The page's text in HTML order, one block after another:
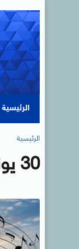
الرئيسية
الرئيسية
30 يونيو.. الموسيقى التى رافقت استعادة الوطن